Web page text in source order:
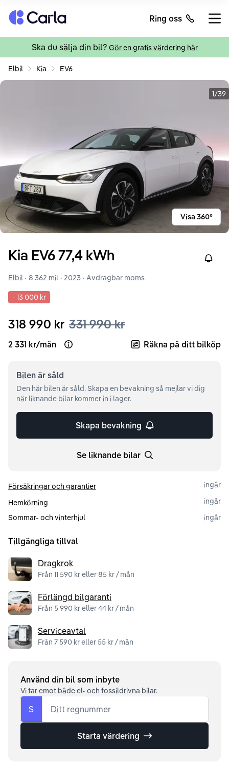
Tillbaka till startsidan Ring oss
Ska du sälja din bil? Gör en gratis värdering här
Elbil Kia EV6
1/39
Visa 360°
Kia EV677,4 kWh Right
Elbil · 8 362 mil · 2023 · Avdragbar moms
- 13 000 kr
318 990 kr 331 990 kr
2 331 kr/mån Open loan example Räkna på ditt bilköp
Bilen är såld
Den här bilen är såld. Skapa en bevakning så mejlar vi dig
när liknande bilar kommer in i lager.
Skapa bevakning
Se liknande bilar
Försäkringar och garantier
ingår
Hemkörning
ingår
Sommar- och vinterhjul
ingår
Tillgängliga tillval
Dragkrok
Från 11 590 kr eller 85 kr / mån
Förlängd bilgaranti
Från 5 990 kr eller 44 kr / mån
Serviceavtal
Från 7 590 kr eller 55 kr / mån
Använd din bil som inbyte
Vi tar emot både el- och fossildrivna bilar.
S Ditt regnummer
Starta värdering